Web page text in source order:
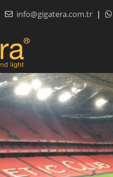
info@gigatera.com.tr |